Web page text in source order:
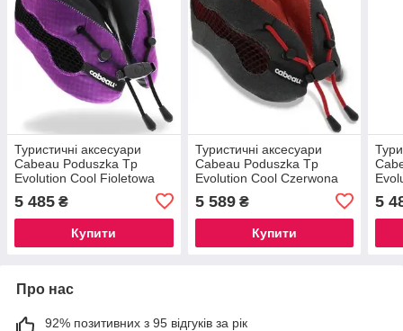
Туристичні аксесуари
Cabeau Poduszka Tp
Evolution Cool Fioletowa
5 485 ₴
Купити
Туристичні аксесуари
Cabeau Poduszka Tp
Evolution Cool Czerwona
5 589₴
Купити
5
Про нас
92% позитивних з 95 відгуків за рік